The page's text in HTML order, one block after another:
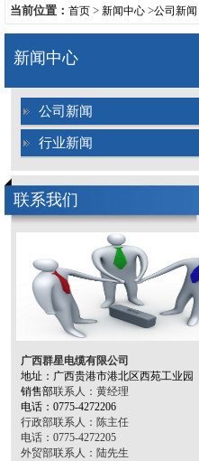
当前位置： 首页 > 新闻中心 >公司新闻
新闻中心
公司新闻
行业新闻
联系我们
广西群星电缆有限公司
地址： 广西贵港市港北区西苑工业园
销售部联系人：黄经理
电话 ： 0775-4272206
行政部联系人：陈主任
电话：0775-4272205
外贸部联系人：陆先生